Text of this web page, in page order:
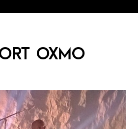
OXMO